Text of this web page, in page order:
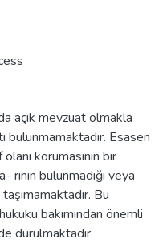
açık mevzuat olmakla
bulunmamaktadır. Esasen
korumasının bir
bulunmadığı veya
taşımamaktadır. Bu
bakımından önemli
durulmaktadır.